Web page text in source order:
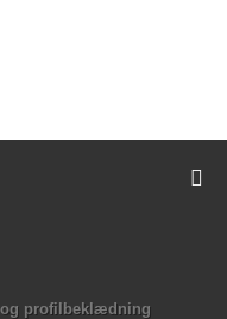
og profilbeklædning